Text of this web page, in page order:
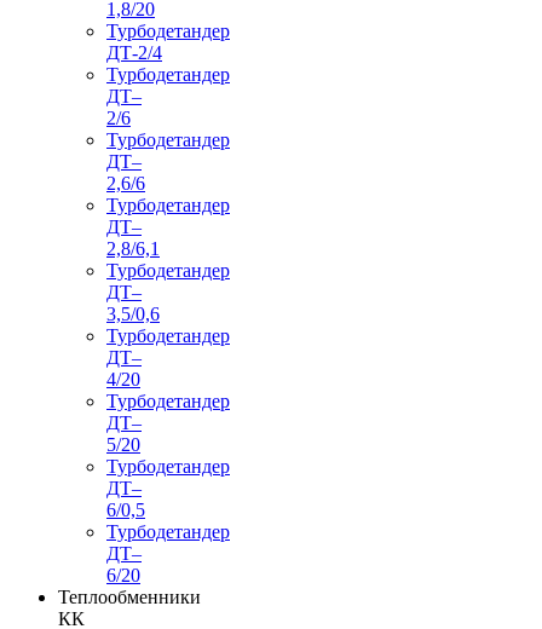
1,8/20
Турбодетандер
ДТ-2/4
Турбодетандер
ДТ–
2/6
Турбодетандер
ДТ–
2,6/6
Турбодетандер
ДТ–
2,8/6,1
Турбодетандер
ДТ–
3,5/0,6
Турбодетандер
ДТ–
4/20
Турбодетандер
ДТ–
5/20
Турбодетандер
ДТ–
6/0,5
Турбодетандер
ДТ–
6/20
Теплообменники
КК